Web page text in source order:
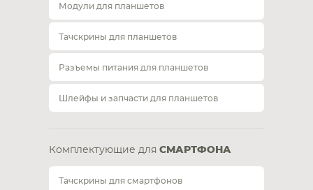
Модули для планшетов
Тачскрины для планшетов
Разъемы питания для планшетов
Шлейфы и запчасти для планшетов
Комплектующие для СМАРТФОНА
Тачскрины для смартфонов